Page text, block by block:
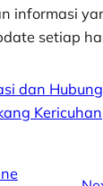
informasi
setiap
dan
Kericuhan